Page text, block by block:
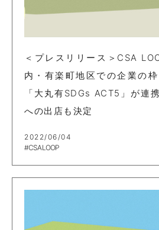
＜プレスリリース＞CSA
内・有楽町地区での企業の
「大丸有SDGs ACT5」が連
への出店も決定
2022/06/04
#CSA LOOP